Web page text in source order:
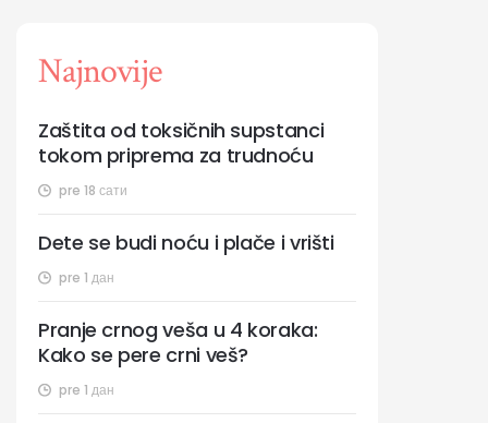
Najnovije
pre 18 сати
Zaštita od toksičnih supstanci
tokom priprema za trudnoću
pre 1 дан
Dete se budi noću i plače i vrišti
pre 1 дан
Pranje crnog veša u 4 koraka:
Kako se pere crni veš?